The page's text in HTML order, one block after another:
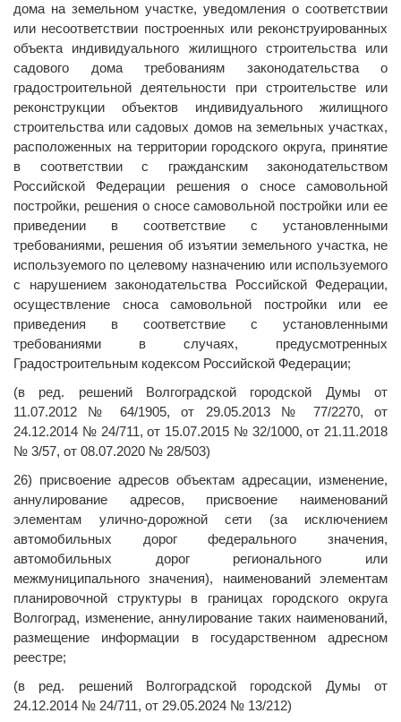
дома на земельном участке, уведомления о соответствии
или несоответствии построенных или реконструированных
объекта индивидуального жилищного строительства или
садового дома требованиям законодательства о
градостроительной деятельности при строительстве или
реконструкции объектов индивидуального жилищного
строительства или садовых домов на земельных участках,
расположенных на территории городского округа, принятие
в соответствии с гражданским законодательством
Российской Федерации решения о сносе самовольной
постройки, решения о сносе самовольной постройки или ее
приведении в соответствие с установленными
требованиями, решения об изъятии земельного участка, не
используемого по целевому назначению или используемого
с нарушением законодательства Российской Федерации,
осуществление сноса самовольной постройки или ее
приведения в соответствие с установленными
требованиями в случаях, предусмотренных
Градостроительным кодексом Российской Федерации;
(в ред. решений Волгоградской городской Думы от
11.07.2012 № 64/1905, от 29.05.2013 № 77/2270, от
24.12.2014 № 24/711, от 15.07.2015 № 32/1000, от 21.11.2018
№ 3/57, от 08.07.2020 № 28/503)
26) присвоение адресов объектам адресации, изменение,
аннулирование адресов, присвоение наименований
элементам улично-дорожной сети (за исключением
автомобильных дорог федерального значения,
автомобильных дорог регионального или
межмуниципального значения), наименований элементам
планировочной структуры в границах городского округа
Волгоград, изменение, аннулирование таких наименований,
размещение информации в государственном адресном
реестре;
(в ред. решений Волгоградской городской Думы от
24.12.2014 № 24/711, от 29.05.2024 № 13/212)